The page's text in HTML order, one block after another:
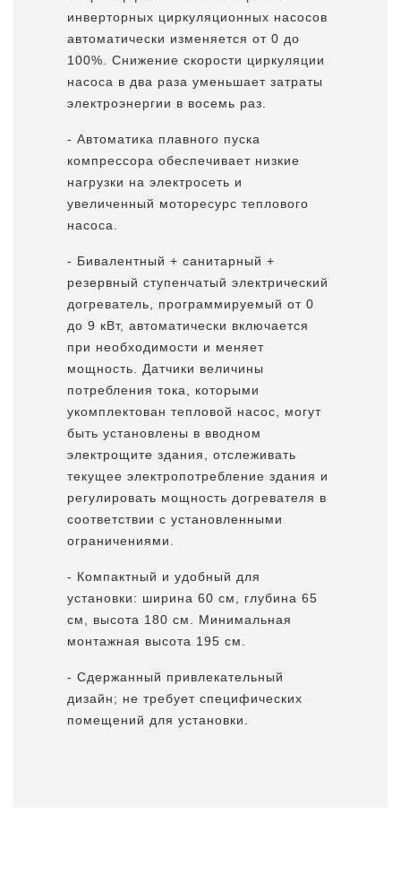
инверторных циркуляционных насосов
автоматически изменяется от 0 до
100%. Снижение скорости циркуляции
насоса в два раза уменьшает затраты
электроэнергии в восемь раз.
- Автоматика плавного пуска
компрессора обеспечивает низкие
нагрузки на электросеть и
увеличенный моторесурс теплового
насоса.
- Бивалентный + санитарный +
резервный ступенчатый электрический
догреватель, программируемый от 0
до 9 кВт, автоматически включается
при необходимости и меняет
мощность. Датчики величины
потребления тока, которыми
укомплектован тепловой насос, могут
быть установлены в вводном
электрощите здания, отслеживать
текущее электропотребление здания и
регулировать мощность догревателя в
соответствии с установленными
ограничениями.
- Компактный и удобный для
установки: ширина 60 см, глубина 65
см, высота 180 см. Минимальная
монтажная высота 195 см.
- Сдержанный привлекательный
дизайн; не требует специфических
помещений для установки.